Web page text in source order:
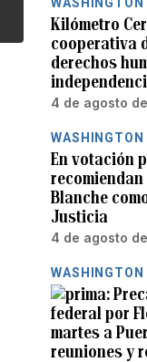
Kilómetro
cooperativa
derechos
4 de agosto
WASHINGTON
En votación
Blanche
Justicia
4 de agosto
WASHINGTON
federal por
martes a
reuniones y